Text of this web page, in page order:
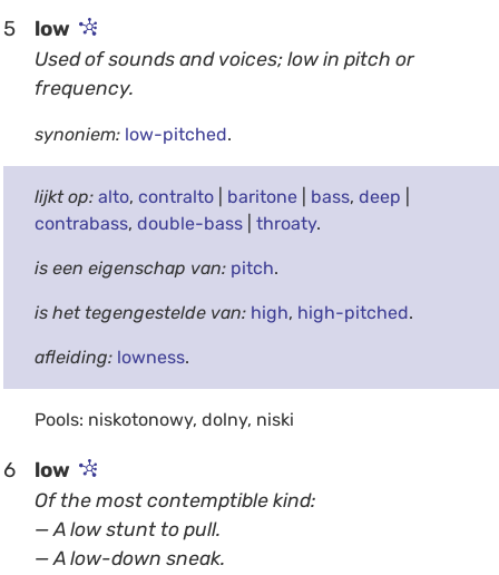
5 low
Used of sounds and voices; low in pitch or
frequency.
synoniem: low-pitched.
lijkt op: alto, contralto| baritone| bass, deep
contrabass, double-bass| throaty.
is een eigenschap van: pitch.
is het tegengestelde van: high, high-pitched.
afleiding: lowness.
Pools: niskotonowy, dolny, niski
6 low
Of the most contemptible kind:
— A low stunt to pull.
— A low-down sneak.